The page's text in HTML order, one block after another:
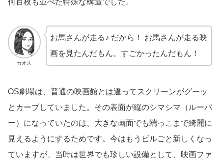
何百枚も並べた特殊な構造でした。
カオス
お馬さんが走る♪ だから！ お馬さんが走る映
画を見たんだもん。すごかったんだもん！
OS劇場は、普通の映画館とは違ってスクリーンがグーッ
とカーブしていました。その表面が縦のシマシマ（ルーバ
ー）になっていたのは、大きな画面でも端っこまで綺麗に
見えるようにするためです。今はもうビルごと新しくなっ
ていますが、当時は世界でも珍しい設備として、映画ファ